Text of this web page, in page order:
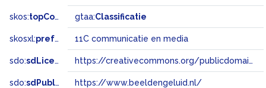
skos:topConceptOf gtaa:Classificatie
skosxl:prefLabel 11C communicatie en media
sdo:sdLicense https://creativecommons.org/publicdomain/zero/1.0/
sdo:sdPublisher https://www.beeldengeluid.nl/